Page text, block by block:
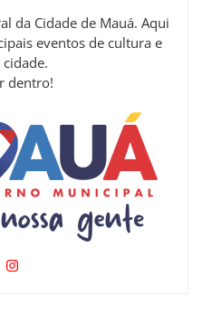
da Cidade de Mauá. Aqui
eventos de cultura e
dentro!